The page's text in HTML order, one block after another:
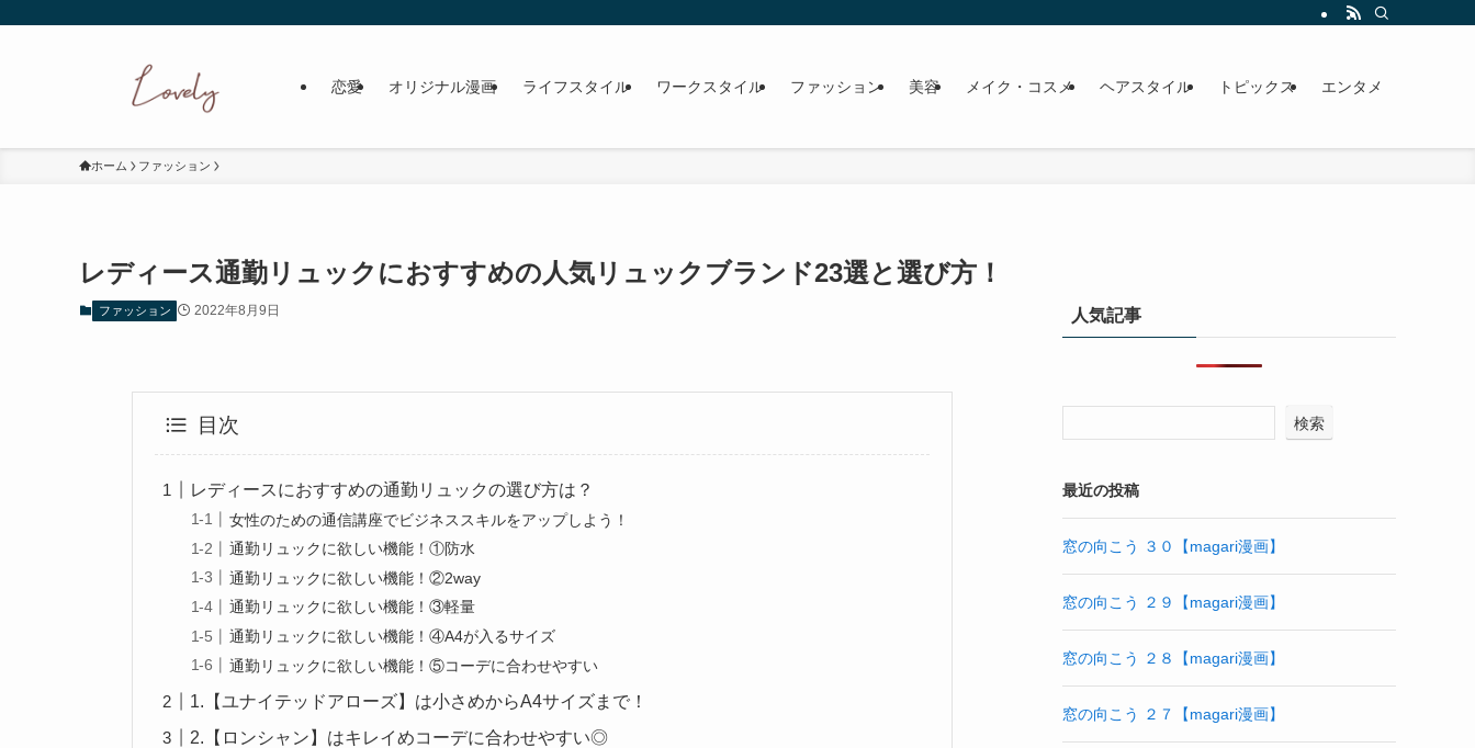
恋愛 オリジナル漫画 ライフスタイル ワークスタイル ファッション 美容 メイク・コスメ ヘアスタイル トピックス エンタメ
ホーム ファッション
レディース通勤リュックにおすすめの人気リュックブランド23選と選び方！
ファッション 2022年8月9日
目次
レディースにおすすめの通勤リュックの選び方は？
女性のための通信講座でビジネススキルをアップしよう！
通勤リュックに欲しい機能！①防水
通勤リュックに欲しい機能！②2way
通勤リュックに欲しい機能！③軽量
通勤リュックに欲しい機能！④A4が入るサイズ
通勤リュックに欲しい機能！⑤コーデに合わせやすい
1.【ユナイテッドアローズ】は小さめからA4サイズまで！
2.【ロンシャン】はキレイめコーデに合わせやすい◎
人気記事
検索
最近の投稿
窓の向こう ３０【magari漫画】
窓の向こう ２９【magari漫画】
窓の向こう ２８【magari漫画】
窓の向こう ２７【magari漫画】